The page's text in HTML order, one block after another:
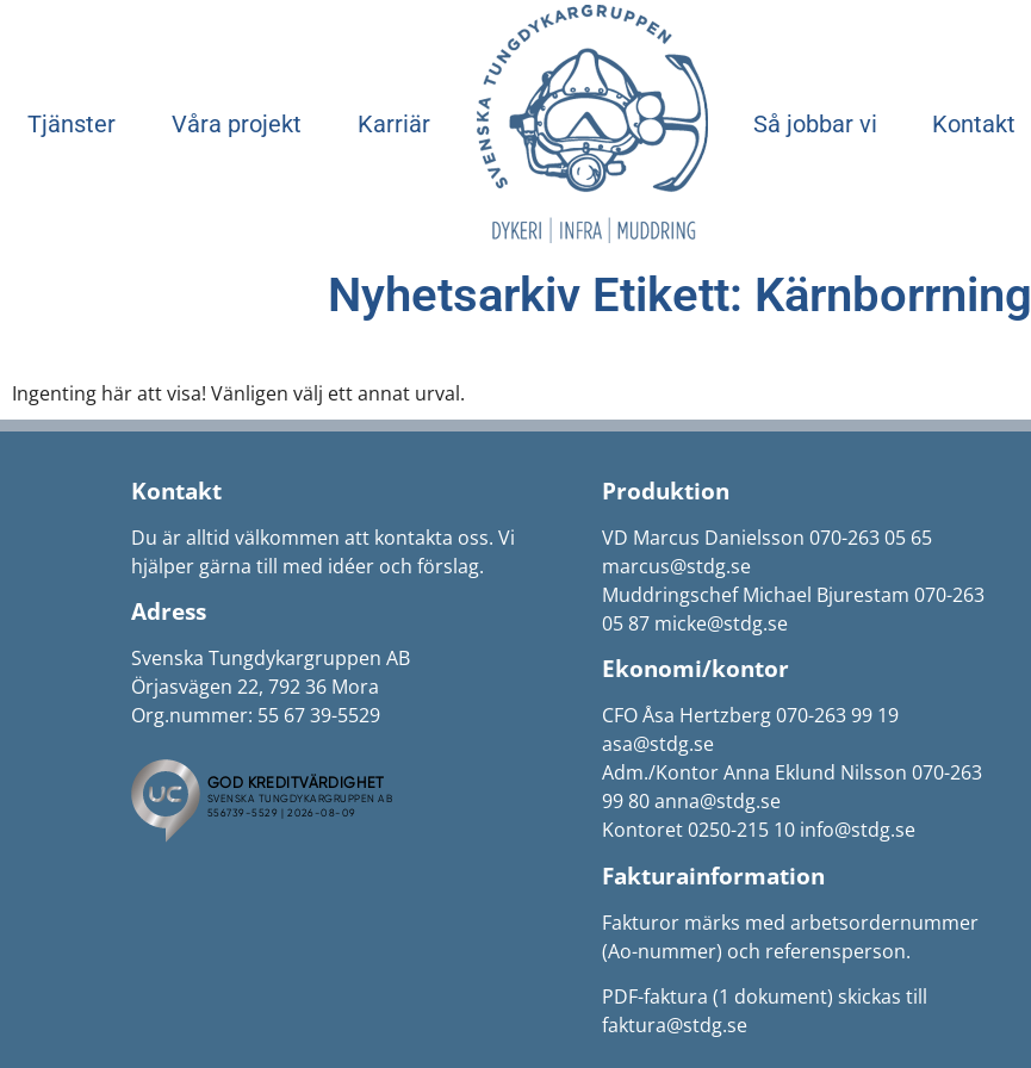
Tjänster Våra projekt Karriär Start Så jobbar vi Kontakt
Nyhetsarkiv Etikett: Kärnborrning
Ingenting här att visa! Vänligen välj ett annat urval.
Kontakt
Du är alltid välkommen att kontakta oss. Vi
hjälper gärna till med idéer och förslag.
Adress
Svenska Tungdykargruppen AB
Örjasvägen 22, 792 36 Mora
Org.nummer: 55 67 39-5529
Produktion
VD Marcus Danielsson 070-263 05 65
marcus@stdg.se
Muddringschef Michael Bjurestam 070-263
05 87 micke@stdg.se
Ekonomi/kontor
CFO Åsa Hertzberg 070-263 99 19
asa@stdg.se
Adm./Kontor Anna Eklund Nilsson 070-263
99 80 anna@stdg.se
Kontoret 0250-215 10 info@stdg.se
Fakturainformation
Fakturor märks med arbetsordernummer
(Ao-nummer) och referensperson.
PDF-faktura (1 dokument) skickas till
faktura@stdg.se